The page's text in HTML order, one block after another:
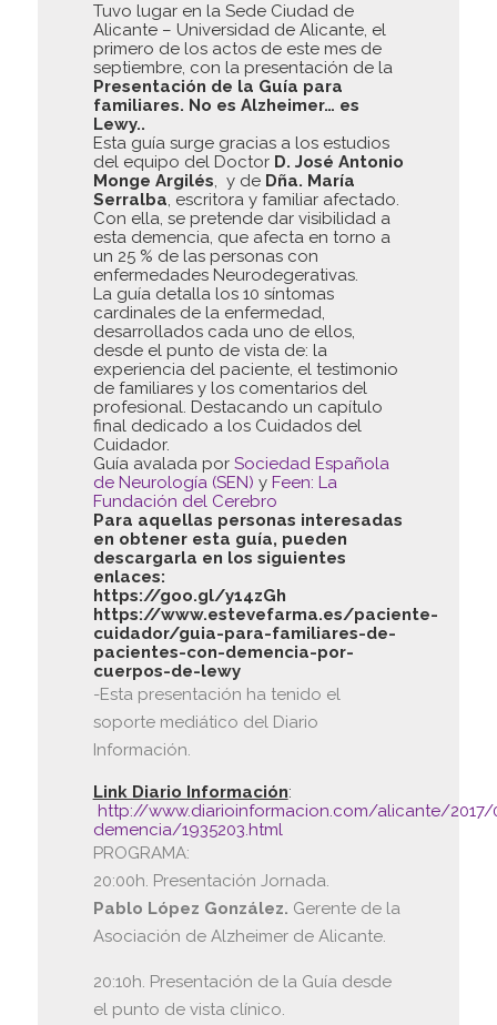
Tuvo lugar en la Sede Ciudad de
Alicante – Universidad de Alicante, el
primero de los actos de este mes de
septiembre, con la presentación de la
Presentación de la Guía para
familiares. No es Alzheimer… es
Lewy..
Esta guía surge gracias a los estudios
del equipo del Doctor D. José Antonio
Monge Argilés, y de Dña. María
Serralba, escritora y familiar afectado.
Con ella, se pretende dar visibilidad a
esta demencia, que afecta en torno a
un 25 % de las personas con
enfermedades Neurodegerativas.
La guía detalla los 10 síntomas
cardinales de la enfermedad,
desarrollados cada uno de ellos,
desde el punto de vista de: la
experiencia del paciente, el testimonio
de familiares y los comentarios del
profesional. Destacando un capítulo
final dedicado a los Cuidados del
Cuidador.
Guía avalada por Sociedad Española
de Neurología (SEN) y Feen: La
Fundación del Cerebro
Para aquellas personas interesadas
en obtener esta guía, pueden
descargarla en los siguientes
enlaces:
https://goo.gl/y14zGh
https://www.estevefarma.es/paciente-
cuidador/guia-para-familiares-de-
pacientes-con-demencia-por-
cuerpos-de-lewy
-Esta presentación ha tenido el
soporte mediático del Diario
Información.
Link Diario Información:
http://www.diarioinformacion.com/alicante/
demencia/1935203.html
PROGRAMA:
20:00h. Presentación Jornada.
Pablo López González. Gerente de la
Asociación de Alzheimer de Alicante.
20:10h. Presentación de la Guía desde
el punto de vista clínico.